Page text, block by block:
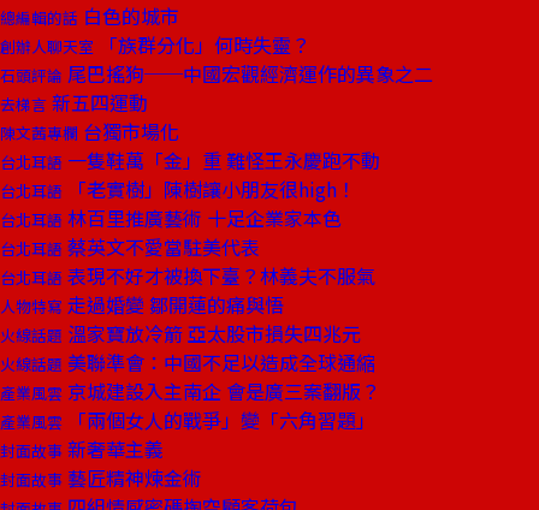
總編輯的話 白色的城市
創辦人聊天室 「族群分化」何時失靈？
石頭評論 尾巴搖狗──中國宏觀經濟運作的異象之二
去梯言 新五四運動
陳文茜專欄 台獨市場化
台北耳語 一隻鞋萬「金」重 難怪王永慶跑不動
台北耳語 「老實樹」陳樹讓小朋友很high！
台北耳語 林百里推廣藝術 十足企業家本色
台北耳語 蔡英文不愛當駐美代表
台北耳語 表現不好才被換下臺？林義夫不服氣
人物特寫 走過婚變 鄒開蓮的痛與悟
火線話題 溫家寶放冷箭 亞太股市損失四兆元
火線話題 美聯準會：中國不足以造成全球通縮
產業風雲 京城建設入主南企 會是廣三案翻版？
產業風雲 「兩個女人的戰爭」變「六角習題」
封面故事 新奢華主義
封面故事 藝匠精神煉金術